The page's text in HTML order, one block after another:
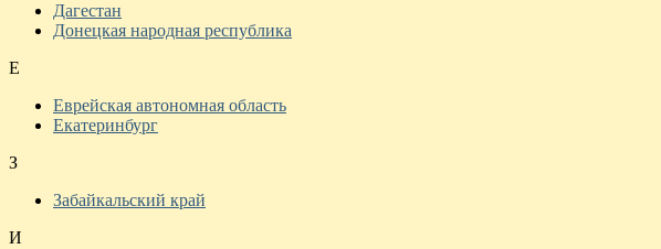
Дагестан
Донецкая народная республика
Е
Еврейская автономная область
Екатеринбург
З
Забайкальский край
И